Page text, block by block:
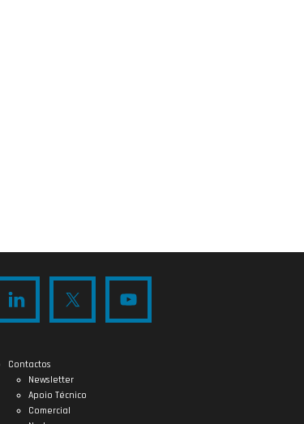
Contactos
Newsletter
Apoio Técnico
Comercial